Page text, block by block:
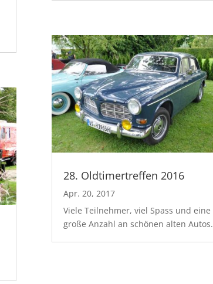
28. Oldtimertreffen 2016
Apr. 20, 2017
Viele Teilnehmer, viel Spass und eine
große Anzahl an schönen alten Autos.